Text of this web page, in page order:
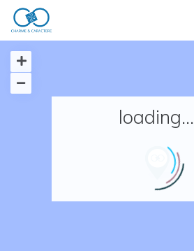
Accueil
Nos adresses en France
loading...